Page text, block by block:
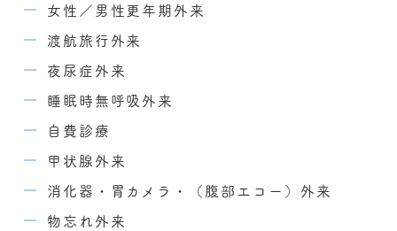
女性／男性更年期外来
渡航旅行外来
夜尿症外来
睡眠時無呼吸外来
自費診療
甲状腺外来
消化器・胃カメラ・（腹部エコー）外来
物忘れ外来